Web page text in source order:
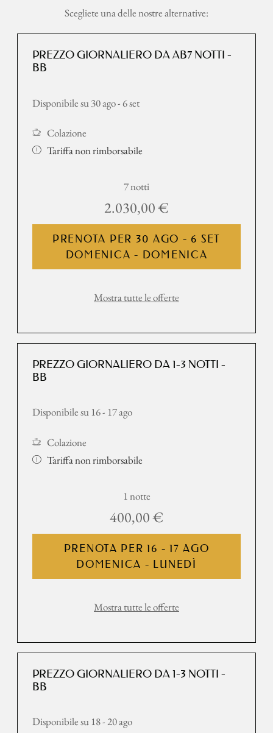
Scegliete una delle nostre alternative:
PREZZO GIORNALIERO DA AB7 NOTTI -
BB
Disponibile su 30 ago - 6 set
Colazione
Tariffa non rimborsabile
7 notti
2.030,00 €
PRENOTA PER 30 AGO - 6 SET
DOMENICA - DOMENICA
Mostra tutte le offerte
PREZZO GIORNALIERO DA 1-3 NOTTI -
BB
Disponibile su 16 - 17 ago
Colazione
Tariffa non rimborsabile
1 notte
400,00 €
PRENOTA PER16 - 17 AGO
DOMENICA - LUNEDÌ
Mostra tutte le offerte
PREZZO GIORNALIERO DA 1-3 NOTTI -
BB
Disponibile su 18 - 20 ago